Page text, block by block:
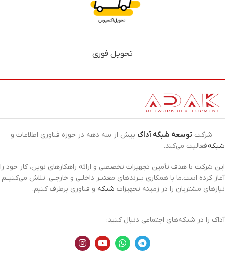
تحویل فوری
شرکت توسعه شبکه آداک بیش از سه دهه در حوزه فناوری اطلاعات و
شبکهفعالیت می‌کند.
این شرکت با هدف تأمین تجهیزات تخصصی و ارائه راهکارهای نوین، کار خود را
آغاز کرده است.ما با همکاری بــرندهای معتبـر داخلـی و خارجـی، تلاش می‌کنیــم
نیازهای مشتریان را در زمینه تجهیزات شبکه و فناوری برطرف کنیم.
آداک را در شبکه‌های اجتماعی دنبال کنید: